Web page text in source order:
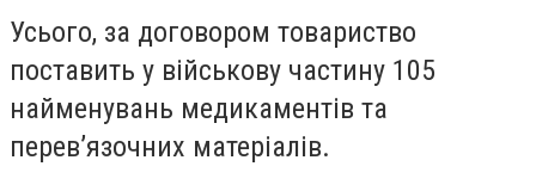
Усього, за договором товариство
поставить у військову частину 105
найменувань медикаментів та
перев’язочних матеріалів.